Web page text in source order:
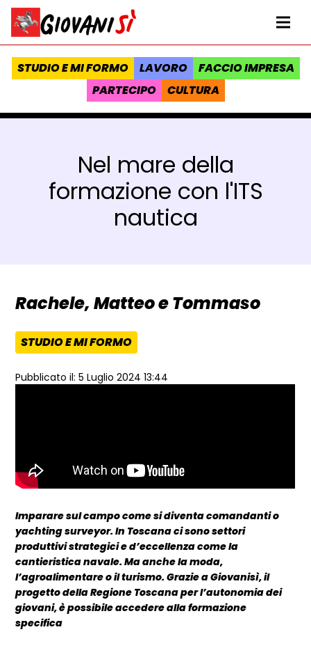
Vai al contenuto
Homepage Giovanisì - Progetto della Regione Toscana
STUDIO E MI FORMO LAVORO
FACCIO IMPRESA
PARTECIPO
CULTURA
Nel mare della
formazione con l'ITS
nautica
Rachele, Matteo e Tommaso
AREA TEMATICA:
STUDIO E MI FORMO
Pubblicato il: 5 Luglio 2024 13:44
Imparare sul campo come si diventa comandanti o
yachting surveyor. In Toscana ci sono settori
produttivi strategici e d’eccellenza come la
cantieristica navale. Ma anche la moda,
l’agroalimentare o il turismo. Grazie a Giovanisì, il
progetto della Regione Toscana per l’autonomia dei
giovani, è possibile accedere alla formazione
specifica